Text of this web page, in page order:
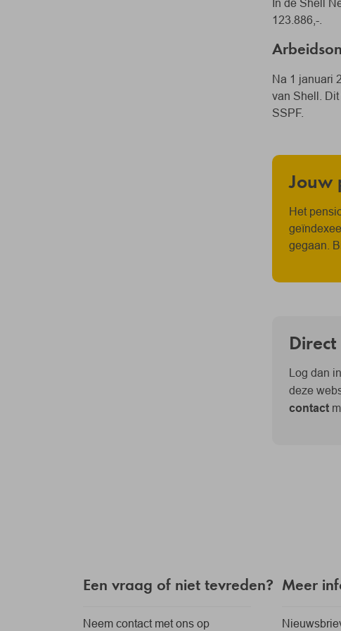
In de Shell
123.886,-.
Na 1 januari
van Shell.
SSPF.
Jouw
Het
gegaan.
Log dan
deze
contact
Een vraag of niet tevreden?
Neem contact met ons op
Meer